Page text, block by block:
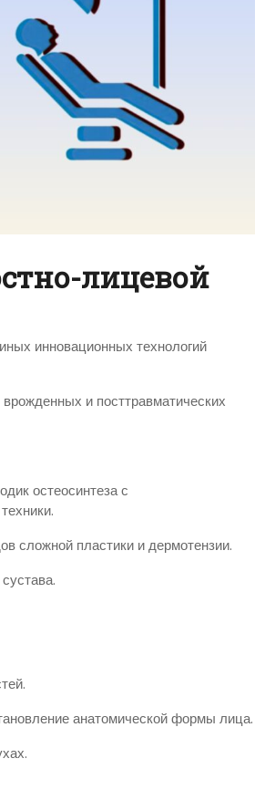
лицевой
инновационных технологий
и посттравматических
остеосинтеза с
сложной пластики и дермотензии.
анатомической формы лица.